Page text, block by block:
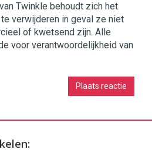
Twinkle behoudt zich het
verwijderen in geval ze niet
of kwetsend zijn. Alle
voor verantwoordelijkheid van